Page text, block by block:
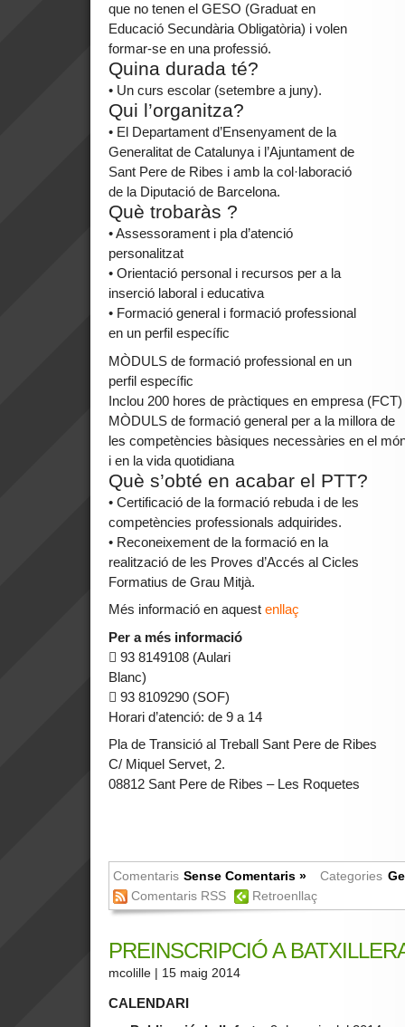
que no tenen el GESO (Graduat en
Educació Secundària Obligatòria) i volen
formar-se en una professió.
Quina durada té?
• Un curs escolar (setembre a juny).
Qui l’organitza?
• El Departament d’Ensenyament de la
Generalitat de Catalunya i l’Ajuntament de
Sant Pere de Ribes i amb la col·laboració
de la Diputació de Barcelona.
Què trobaràs ?
• Assessorament i pla d’atenció
personalitzat
• Orientació personal i recursos per a la
inserció laboral i educativa
• Formació general i formació professional
en un perfil específic
MÒDULS de formació professional en un
perfil específic
Inclou 200 hores de pràctiques en empresa (FCT)
MÒDULS de formació general per a la millora de
les competències bàsiques necessàries en el
i en la vida quotidiana
Què s’obté en acabar el PTT?
• Certificació de la formació rebuda i de les
competències professionals adquirides.
• Reconeixement de la formació en la
realització de les Proves d’Accés al Cicles
Formatius de Grau Mitjà.
Més informació en aquest enllaç
Per a més informació
 93 8149108 (Aulari
Blanc)
 93 8109290 (SOF)
Horari d’atenció: de 9 a 14
Pla de Transició al Treball Sant Pere de Ribes
C/ Miquel Servet, 2.
08812 Sant Pere de Ribes – Les Roquetes
Comentaris Sense Comentaris » Categories
Comentaris RSS
Retroenllaç
PREINSCRIPCIÓ A
mcolille | 15 maig 2014
CALENDARI